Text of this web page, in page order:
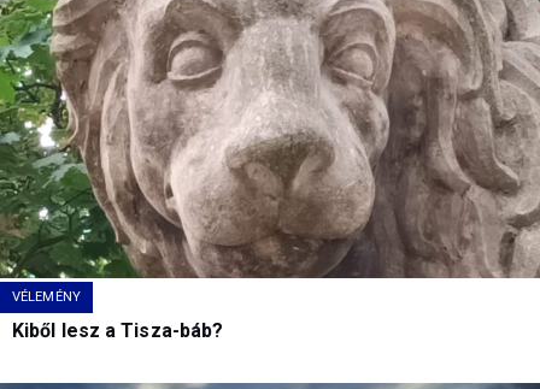
VÉLEMÉNY
Kiből lesz a Tisza-báb?